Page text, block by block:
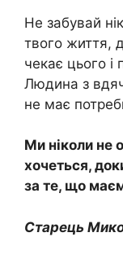
Не забувай
твого життя,
чекає цього і
Людина з
не має
Ми ніколи не
хочеться,
за те, що
Старець